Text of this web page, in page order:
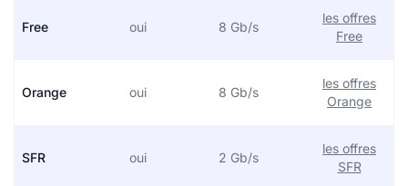
Free oui 8 Gb/s
les offres
Free
Orange oui 8 Gb/s
les offres
Orange
SFR oui 2 Gb/s
les offres
SFR